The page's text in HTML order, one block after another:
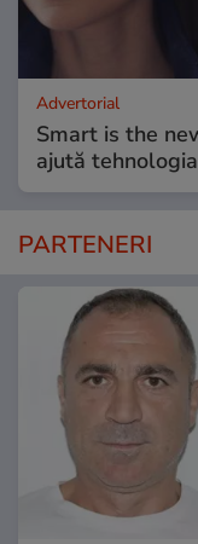
Advertorial
Smart is the
ajută
PARTENERI